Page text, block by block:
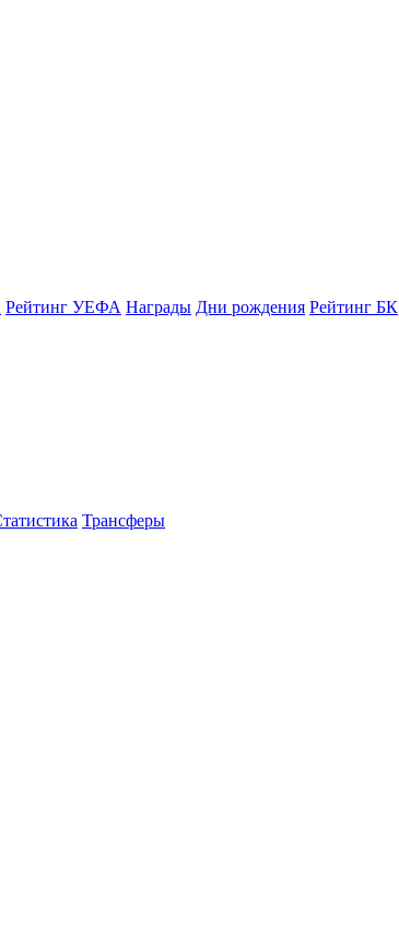
Рейтинг УЕФА Награды Дни рождения Рейтинг БК
Трансферы